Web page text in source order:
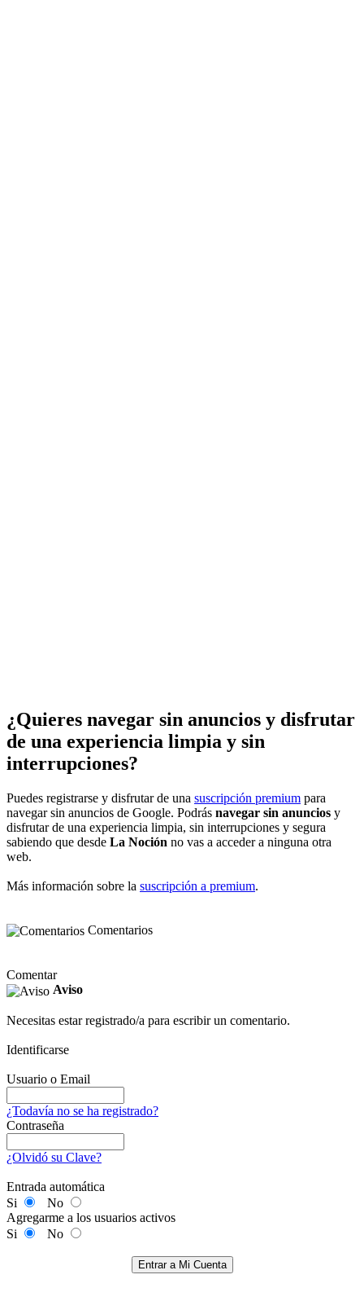
¿Quieres navegar sin anuncios y disfrutar
de una experiencia limpia y sin
interrupciones?
Puedes registrarse y disfrutar de una suscripción premium para
navegar sin anuncios de Google. Podrás navegar sin anuncios y
disfrutar de una experiencia limpia, sin interrupciones y segura
sabiendo que desde La Noción no vas a acceder a ninguna otra
web.
Más información sobre la suscripción a premium.
Comentarios
Comentar
Aviso
Necesitas estar registrado/a para escribir un comentario.
Identificarse
Usuario o Email
¿Todavía no se ha registrado?
Contraseña
¿Olvidó su Clave?
Entrada automática
Si
No
Agregarme a los usuarios activos
Si
No
Entrar a Mi Cuenta